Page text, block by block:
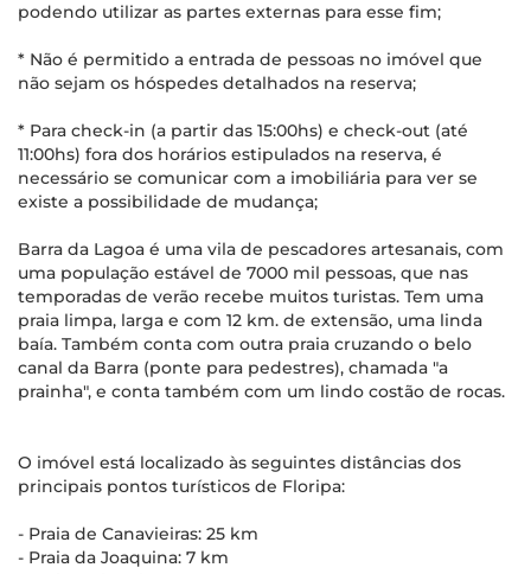
podendo utilizar as partes externas para esse fim;
* Não é permitido a entrada de pessoas no imóvel que
não sejam os hóspedes detalhados na reserva;
* Para check-in (a partir das 15:00hs) e check-out (até
11:00hs) fora dos horários estipulados na reserva, é
necessário se comunicar com a imobiliária para ver se
existe a possibilidade de mudança;
Barra da Lagoa é uma vila de pescadores artesanais, com
uma população estável de 7000 mil pessoas, que nas
temporadas de verão recebe muitos turistas. Tem uma
praia limpa, larga e com 12 km. de extensão, uma linda
baía. Também conta com outra praia cruzando o belo
canal da Barra (ponte para pedestres), chamada "a
prainha", e conta também com um lindo costão de rocas.
O imóvel está localizado às seguintes distâncias dos
principais pontos turísticos de Floripa:
- Praia de Canavieiras: 25 km
- Praia da Joaquina: 7 km